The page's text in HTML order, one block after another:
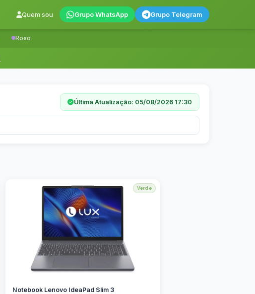
Quem sou Grupo WhatsApp Grupo Telegram
Roxo
Última Atualização: 05/08/2026 17:30
Verde
Notebook Lenovo IdeaPad Slim 3